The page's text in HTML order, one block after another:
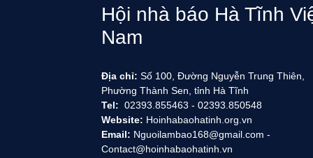
Hội nhà báo Hà Tĩnh
Nam
Địa chỉ: Số 100, Đường Nguyễn Trung Thiên,
Phường Thành Sen, tỉnh Hà Tĩnh
Tel: 02393.855463 - 02393.850548
Website: Hoinhabaohatinh.org.vn
Email: Nguoilambao168@gmail.com -
Contact@hoinhabaohatinh.vn